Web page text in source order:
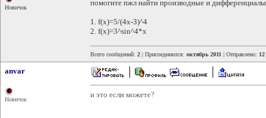
Новичок
помогите пжл найти производные и
1. f(x)=5/(4x-3)^4
2. f(x)=3^sin^4*x
Всего сообщений: 2 | Присоединился: октябрь 2011 | Отправлено:
anvar
Новичок
и это если можете?